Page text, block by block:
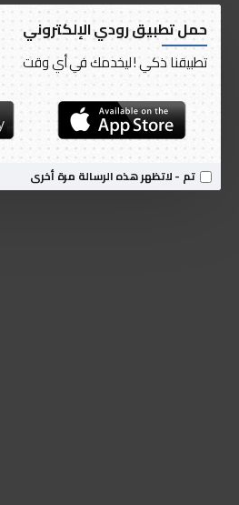
حمل تطبيق رودي الإلكتروني
تطبيقنا ذكي ! ليخدمك في أي وقت
تم - لاتظهر هذه الرسالة مرة أخرى